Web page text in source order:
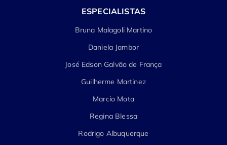
ESPECIALISTAS
Bruna Malagoli Martino
Daniela Jambor
José Edson Galvão de França
Guilherme Martinez
Marcio Mota
Regina Blessa
Rodrigo Albuquerque